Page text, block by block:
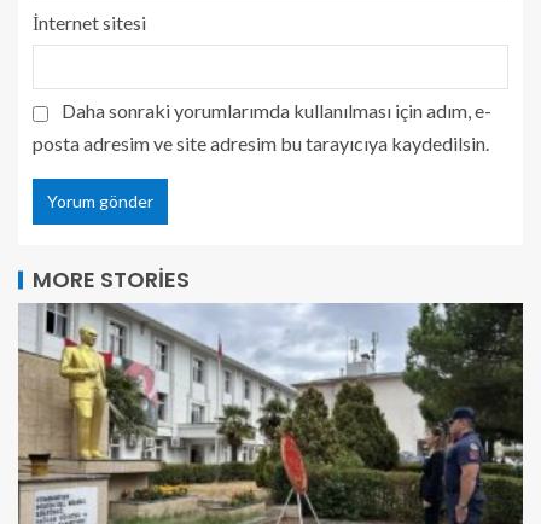
İnternet sitesi
Daha sonraki yorumlarımda kullanılması için adım, e-
posta adresim ve site adresim bu tarayıcıya kaydedilsin.
MORE STORIES